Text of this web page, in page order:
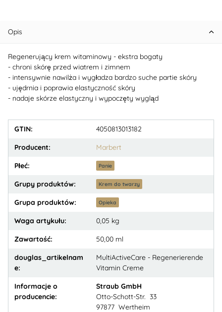
Opis
Regenerujący krem witaminowy - ekstra bogaty
- chroni skórę przed wiatrem i zimnem
- intensywnie nawilża i wygładza bardzo suche partie skóry
- ujędrnia i poprawia elastyczność skóry
- nadaje skórze elastyczny i wypoczęty wygląd
GTIN: 4050813013182
Producent: Marbert
Płeć: Panie
Grupy produktów: Krem do twarzy
Grupa produktów: Opieka
Waga artykułu: 0,05 kg
Zawartość: 50,00 ml
douglas_artikelnam
e:
MultiActiveCare - Regenerierende
Vitamin Creme
Informacje o
producencie:
Straub GmbH
Otto-Schott-Str. 33
97877 Wertheim